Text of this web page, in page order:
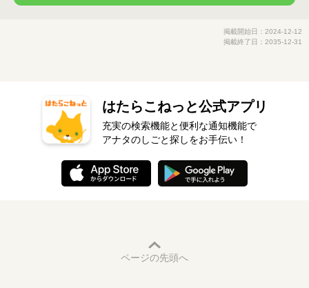
掲載開始日：2024-12-12
掲載終了日：2035-12-31
はたらこねっと公式アプリ
充実の検索機能と便利な通知機能で
アナタのしごと探しをお手伝い！
ページの先頭へ